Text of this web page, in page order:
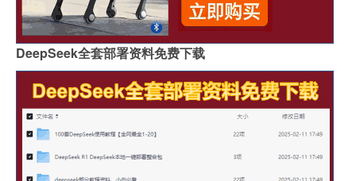
DeepSeek全套部署资料免费下载